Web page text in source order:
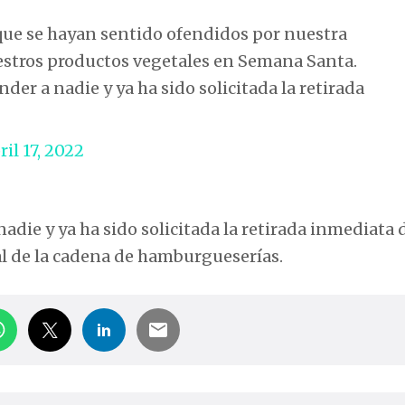
se hayan sentido ofendidos por nuestra
productos vegetales en Semana Santa.
a nadie y ya ha sido solicitada la retirada
17, 2022
y ya ha sido solicitada la retirada inmediata
la cadena de hamburgueserías.